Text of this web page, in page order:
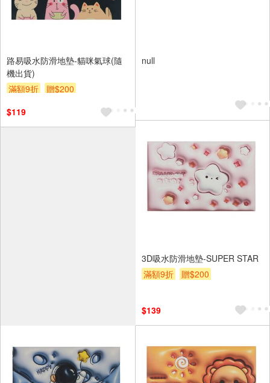
路易吸水防滑地墊-貓咪氣球(隨
機出貨)
滿額9折
贈$200
$119
null
3D吸水防滑地墊-SUPER STAR
滿額9折
贈$200
$139